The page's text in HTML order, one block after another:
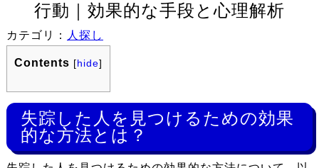
行動｜効果的な手段と心理解析
カテゴリ： 人探し
Contents [hide]
失踪した人を見つけるための効果
的な方法とは？